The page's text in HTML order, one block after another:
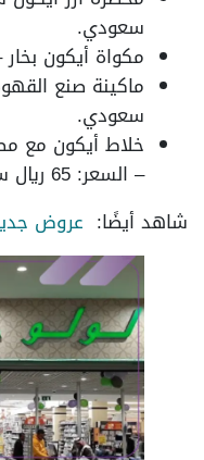
سعودي.
مكواة أيكون بخار – السعر:
سعودي.
– السعر: 65 ريال سعودي.
شاهد أيضًا: عروض